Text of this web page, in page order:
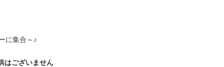
に集合～♪
はございません